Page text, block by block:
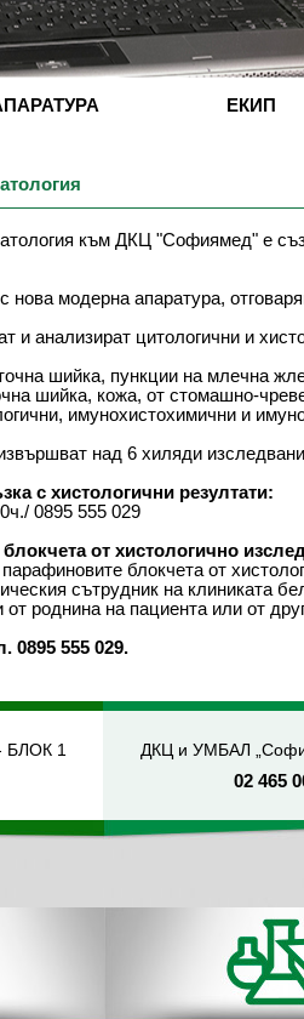
ЕКИП
към ДКЦ "Софиямед" е
нова модерна апаратура,
и анализират цитологични и
шийка, пункции на млечна
шийка, кожа, от стомашно-
имунохистохимични и
над 6 хиляди
с хистологични резултати:
0895 555 029
от хистологично
блокчета от
сътрудник на клиниката
от роднина на пациента или от
0895 555 029.
БЛОК 1
ДКЦ и УМБАЛ
02 465